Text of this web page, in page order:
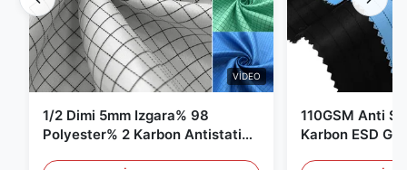
VIDEO
1/2 Dimi 5mm Izgara% 98
Polyester% 2 Karbon Antistatik
110GSM Anti
Karbon ESD